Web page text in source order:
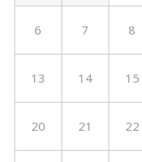
6 7 8
13 14 15
20 21 22